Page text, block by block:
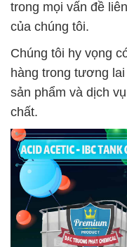
trong mọi vấn đề
của chúng tôi.
Chúng tôi hy vọng
hàng trong tương
sản phẩm và dịch
chất.